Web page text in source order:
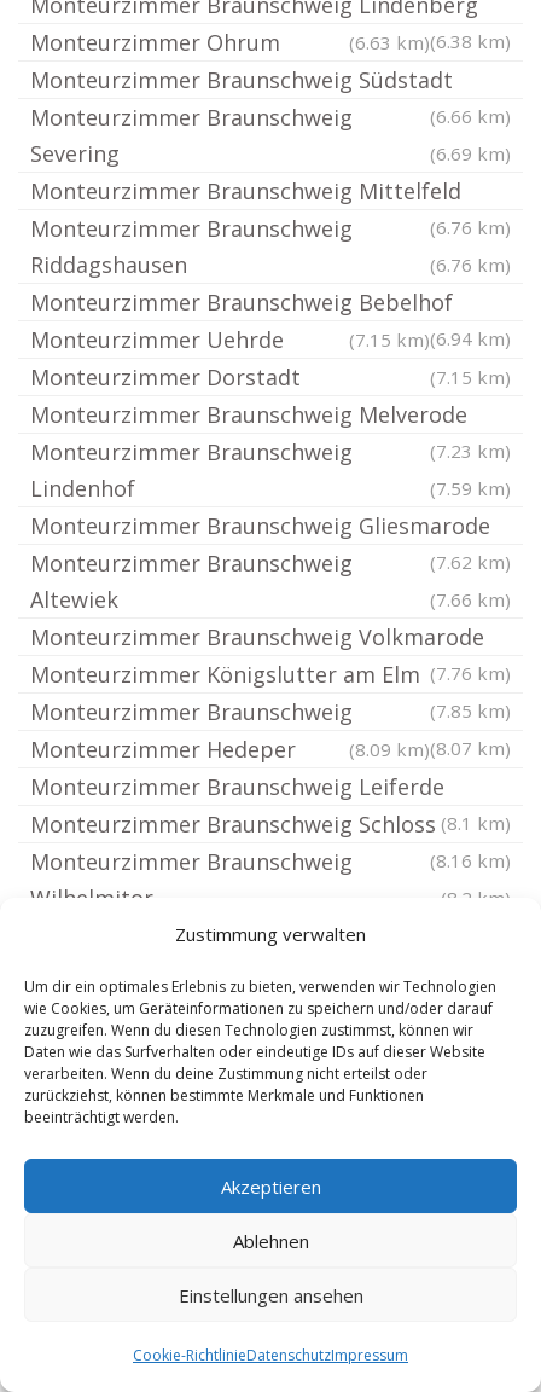
Zustimmung verwalten
Um dir ein optimales Erlebnis zu bieten, verwenden wir Technologien
wie Cookies, um Geräteinformationen zu speichern und/oder darauf
zuzugreifen. Wenn du diesen Technologien zustimmst, können wir
Daten wie das Surfverhalten oder eindeutige IDs auf dieser Website
verarbeiten. Wenn du deine Zustimmung nicht erteilst oder
zurückziehst, können bestimmte Merkmale und Funktionen
beeinträchtigt werden.
Akzeptieren
Ablehnen
Einstellungen ansehen
Cookie-RichtlinieDatenschutzImpressum
(6.38 km)
Monteurzimmer Ohrum (6.63 km)
Monteurzimmer Braunschweig Südstadt
(6.66 km)
Monteurzimmer Braunschweig
Severing
(6.69 km)
Monteurzimmer Braunschweig Mittelfeld
(6.76 km)
Monteurzimmer Braunschweig
Riddagshausen
(6.76 km)
Monteurzimmer Braunschweig Bebelhof
(6.94 km)
Monteurzimmer Uehrde (7.15 km)
Monteurzimmer Dorstadt (7.15 km)
Monteurzimmer Braunschweig Melverode
(7.23 km)
Monteurzimmer Braunschweig
Lindenhof
(7.59 km)
Monteurzimmer Braunschweig Gliesmarode
(7.62 km)
Monteurzimmer Braunschweig
Altewiek
(7.66 km)
Monteurzimmer Braunschweig Volkmarode
(7.76 km)
Monteurzimmer Königslutter am Elm
(7.85 km)
Monteurzimmer Braunschweig
(8.07 km)
Monteurzimmer Hedeper (8.09 km)
Monteurzimmer Braunschweig Leiferde
(8.1 km)
Monteurzimmer Braunschweig Schloss
(8.16 km)
Monteurzimmer Braunschweig
Wilhelmitor
(8.2 km)
Monteurzimmer Braunschweig Wolfsburg
Monteurzimmer Braunschweig
Kralenriede
(8.28 km)
Monteurzimmer Braunschweig Wabe
Schunter
Monteurzimmer Dahlum
Monteurzimmer Roklum (8.54 km)
Monteurzimmer Braunschweig Kirchberg
Monteurzimmer Braunschweig
Monteurzimmer Braunschweig Broitzem
Monteurzimmer Börßum